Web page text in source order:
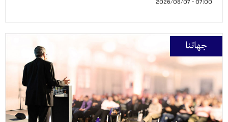
جهاتنا